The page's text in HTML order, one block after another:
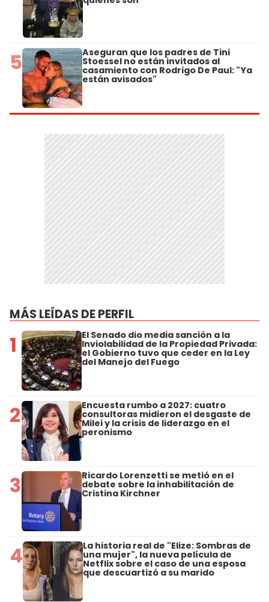
5 Aseguran que los padres de Tini
Stoessel no están invitados al
casamiento con Rodrigo De Paul: "Ya
están avisados"
MÁS LEÍDAS DE PERFIL
1 El Senado dio media sanción a la
Inviolabilidad de la Propiedad Privada:
el Gobierno tuvo que ceder en la Ley
del Manejo del Fuego
2 Encuesta rumbo a 2027: cuatro
consultoras midieron el desgaste de
Milei y la crisis de liderazgo en el
peronismo
3 Ricardo Lorenzetti se metió en el
debate sobre la inhabilitación de
Cristina Kirchner
4 La historia real de "Elize: Sombras de
una mujer", la nueva película de
Netflix sobre el caso de una esposa
que descuartizó a su marido